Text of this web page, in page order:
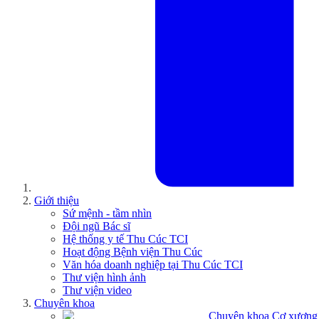
Giới thiệu
Sứ mệnh - tầm nhìn
Đội ngũ Bác sĩ
Hệ thống y tế Thu Cúc TCI
Hoạt động Bệnh viện Thu Cúc
Văn hóa doanh nghiệp tại Thu Cúc TCI
Thư viện hình ảnh
Thư viện video
Chuyên khoa
Chuyên khoa Cơ